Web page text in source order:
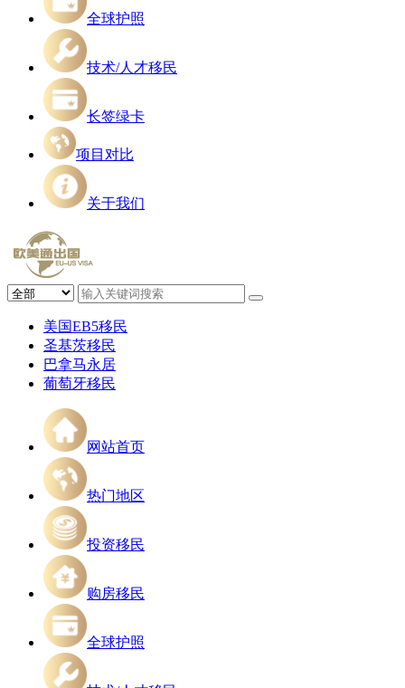
全球护照
技术/人才移民
长签绿卡
项目对比
关于我们
美国EB5移民
圣基茨移民
巴拿马永居
葡萄牙移民
网站首页
热门地区
投资移民
购房移民
全球护照